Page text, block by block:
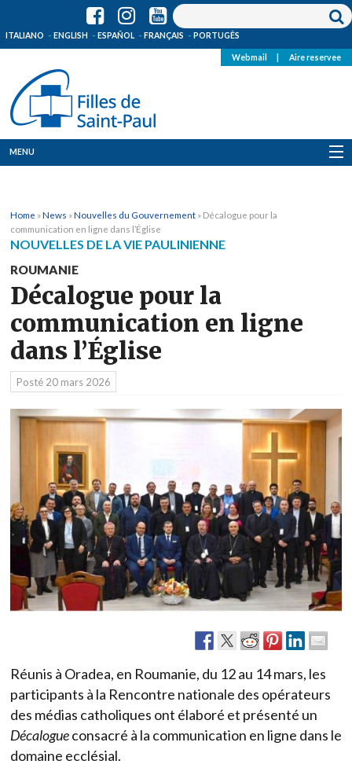
ITALIANO ENGLISH ESPAÑOL FRANÇAIS PORTUGÊS
Webmail Aire reservee
MENU
Où sommes-nous
Ressources
Media
Home »News »Nouvelles du Gouvernement » Décalogue pour la
communication en ligne dans l’Église
NOUVELLES DE LA VIE PAULINIENNE
ROUMANIE
Décalogue pour la
communication en ligne
dans l’Église
Posté 20 mars 2026
Réunis à Oradea, en Roumanie, du 12 au 14 mars, les
participants à la Rencontre nationale des opérateurs
des médias catholiques ont élaboré et présenté un
Décalogueconsacré à la communication en ligne dans le
domaine ecclésial.